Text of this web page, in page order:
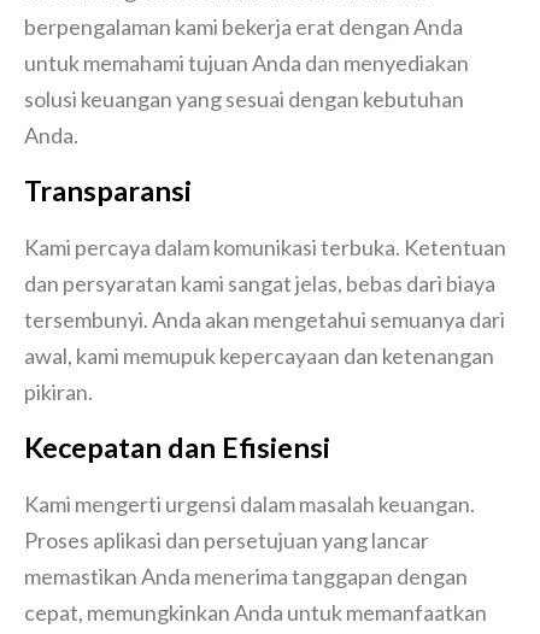
berpengalaman kami bekerja erat dengan Anda
untuk memahami tujuan Anda dan menyediakan
solusi keuangan yang sesuai dengan kebutuhan
Anda.
Transparansi
Kami percaya dalam komunikasi terbuka. Ketentuan
dan persyaratan kami sangat jelas, bebas dari biaya
tersembunyi. Anda akan mengetahui semuanya dari
awal, kami memupuk kepercayaan dan ketenangan
pikiran.
Kecepatan dan Efisiensi
Kami mengerti urgensi dalam masalah keuangan.
Proses aplikasi dan persetujuan yang lancar
memastikan Anda menerima tanggapan dengan
cepat, memungkinkan Anda untuk memanfaatkan